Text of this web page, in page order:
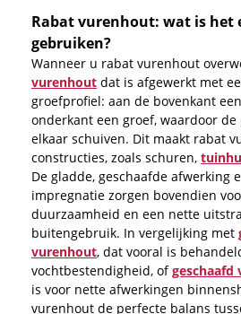
Rabat vurenhout: wat is het
gebruiken?
Wanneer u rabat vurenhout
vurenhout dat is afgewerkt met
groefprofiel: aan de bovenkant
onderkant een groef, waardoor
elkaar schuiven. Dit maakt rabat
constructies, zoals schuren,
De gladde, geschaafde afwerking
impregnatie zorgen bovendien
duurzaamheid en een nette
buitengebruik. In vergelijking met
vurenhout, dat vooral is
vochtbestendigheid, ofgeschaafd
is voor nette afwerkingen
vurenhout de perfecte balans